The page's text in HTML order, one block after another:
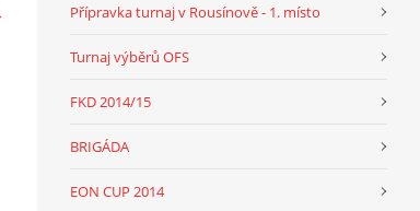
Přípravka turnaj v Rousínově - 1. místo
Turnaj výběrů OFS
FKD 2014/15
BRIGÁDA
EON CUP 2014